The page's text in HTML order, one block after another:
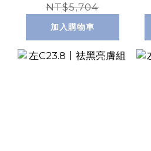
NT$5,704
加入購物車